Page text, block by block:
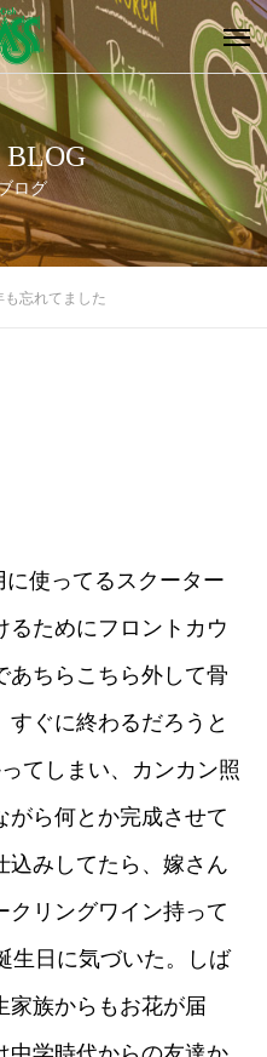
BLOG
ログ
も忘れてました
使ってるスクーター
るためにフロントカウ
あちらこちら外して骨
ぐに終わるだろうと
てしまい、カンカン照
がら何とか完成させて
込みしてたら、嫁さん
クリングワイン持って
生日に気づいた。しば
家族からもお花が届